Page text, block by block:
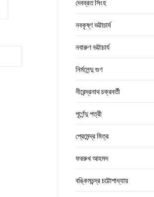
দেবব্রত সিংহ
নবকৃষ্ণ ভট্টাচার্য
নবারুণ ভট্টাচার্য
নির্মলেন্দু গুণ
নীরেন্দ্রনাথ চক্রবর্তী
পূর্ণেন্দু পত্রী
প্রেমেন্দ্র মিত্র
ফররুখ আহমদ
বঙ্কিমচন্দ্র চট্টোপাধ্যায়